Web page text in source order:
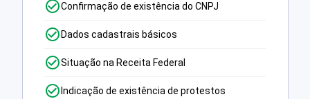
Confirmação de existência do CNPJ
Dados cadastrais básicos
Situação na Receita Federal
Indicação de existência de protestos